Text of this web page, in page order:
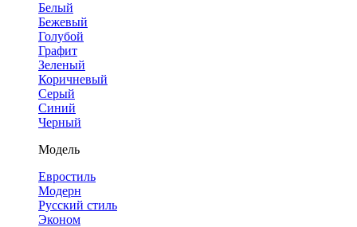
Белый
Бежевый
Голубой
Графит
Зеленый
Коричневый
Серый
Синий
Черный
Модель
Евростиль
Модерн
Русский стиль
Эконом